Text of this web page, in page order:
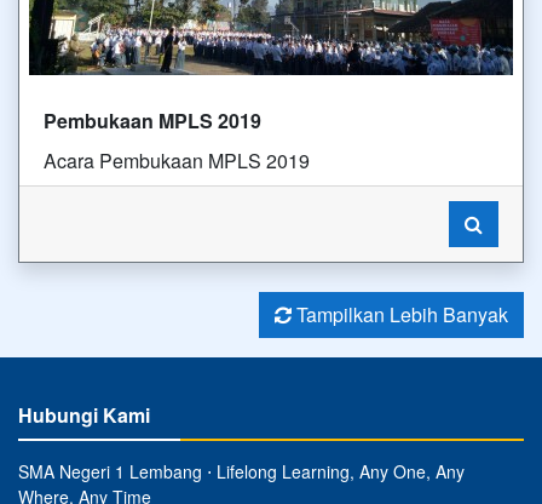
Pembukaan MPLS 2019
Acara Pembukaan MPLS 2019
Tampilkan Lebih Banyak
Hubungi Kami
SMA Negeri 1 Lembang ⋅ Lifelong Learning, Any One, Any
Where, Any Time